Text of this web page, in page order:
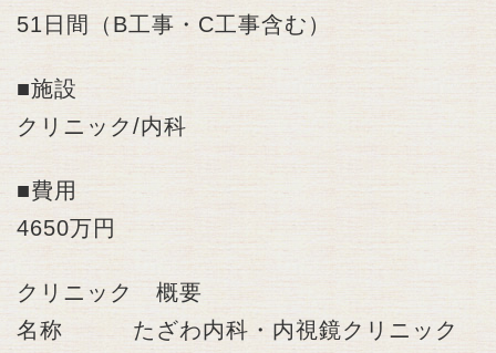
51日間（B工事・C工事含む）
■施設
クリニック/内科
■費用
4650万円
クリニック 概要
名称 たざわ内科・内視鏡クリニック